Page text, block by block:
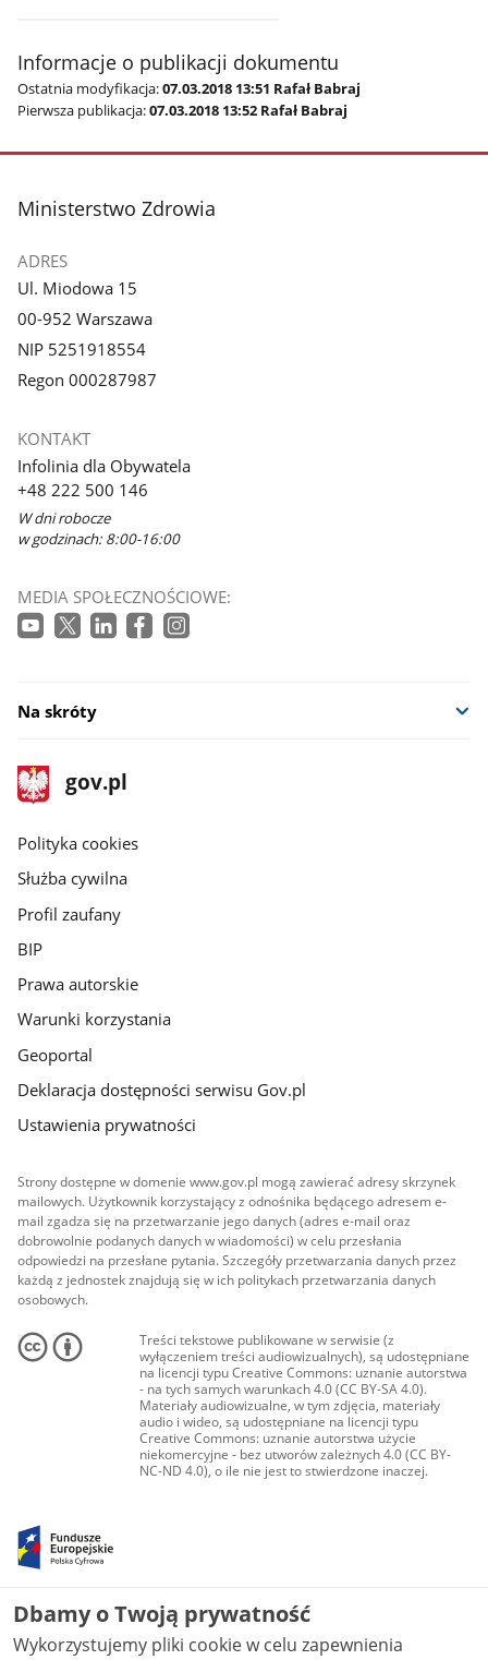
Informacje o publikacji dokumentu
Ostatnia modyfikacja:07.03.2018 13:51 Rafał Babraj
Pierwsza publikacja:07.03.2018 13:52 Rafał Babraj
stopka
Ministerstwo Zdrowia
ADRES
Ul. Miodowa 15
00-952 Warszawa
NIP 5251918554
Regon 000287987
KONTAKT
Infolinia dla Obywatela
+48 222 500 146
W dni robocze
w godzinach: 8:00-16:00
MEDIA SPOŁECZNOŚCIOWE:
Na skróty
stopka
gov.pl
Strona
gov.pl
gov.pl
Polityka cookies
Służba cywilna
Profil zaufany
BIP
Prawa autorskie
Warunki korzystania
Geoportal
Deklaracja dostępności serwisu Gov.pl
Ustawienia prywatności
Strony dostępne w domenie www.gov.pl mogą zawierać adresy skrzynek
mailowych. Użytkownik korzystający z odnośnika będącego adresem e-
mail zgadza się na przetwarzanie jego danych (adres e-mail oraz
dobrowolnie podanych danych w wiadomości) w celu przesłania
odpowiedzi na przesłane pytania. Szczegóły przetwarzania danych przez
każdą z jednostek znajdują się w ich politykach przetwarzania danych
osobowych.
Treści tekstowe publikowane w serwisie (z
wyłączeniem treści audiowizualnych), są udostępniane
na licencji typu Creative Commons: uznanie autorstwa
- na tych samych warunkach 4.0 (CC BY-SA 4.0).
Materiały audiowizualne, w tym zdjęcia, materiały
audio i wideo, są udostępniane na licencji typu
Creative Commons: uznanie autorstwa użycie
niekomercyjne - bez utworów zależnych 4.0 (CC BY-
NC-ND 4.0), o ile nie jest to stwierdzone inaczej.
Dbamy o Twoją prywatność
Wykorzystujemy pliki cookie w celu zapewnienia